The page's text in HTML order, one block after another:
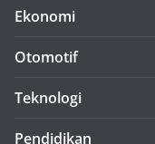
Ekonomi
Otomotif
Teknologi
Pendidikan